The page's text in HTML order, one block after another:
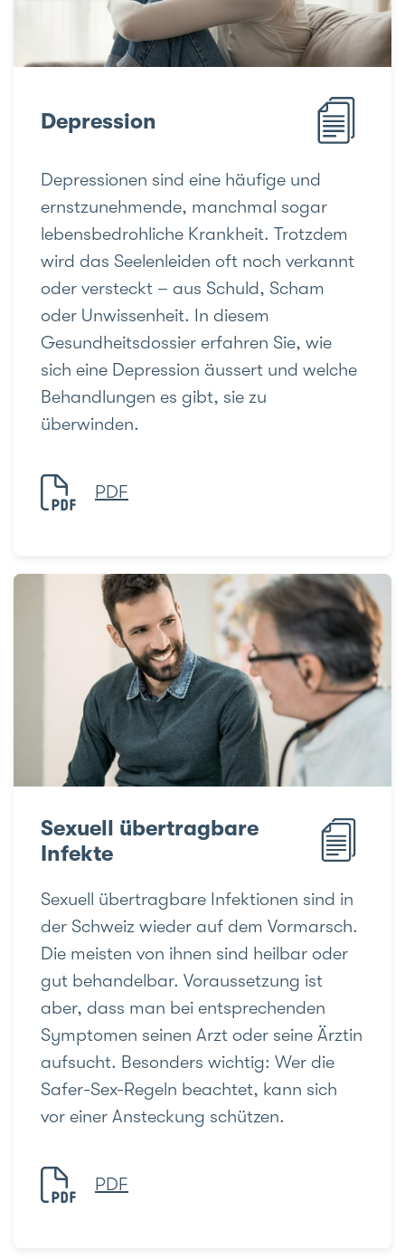
Depression
Depressionen sind eine häufige und
ernstzunehmende, manchmal sogar
lebensbedrohliche Krankheit. Trotzdem
wird das Seelenleiden oft noch verkannt
oder versteckt – aus Schuld, Scham
oder Unwissenheit. In diesem
Gesundheitsdossier erfahren Sie, wie
sich eine Depression äussert und welche
Behandlungen es gibt, sie zu
überwinden.
PDF
Sexuell übertragbare
Infekte
Sexuell übertragbare Infektionen sind in
der Schweiz wieder auf dem Vormarsch.
Die meisten von ihnen sind heilbar oder
gut behandelbar. Voraussetzung ist
aber, dass man bei entsprechenden
Symptomen seinen Arzt oder seine Ärztin
aufsucht. Besonders wichtig: Wer die
Safer-Sex-Regeln beachtet, kann sich
vor einer Ansteckung schützen.
PDF